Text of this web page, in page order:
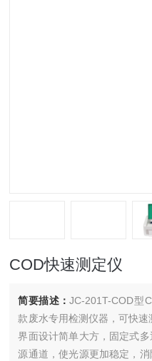
COD快速测定仪
简要描述：JC-201T-COD型
款废水专用检测仪器，可快
界面设计简单大方，固定式
源通道，使光源更加稳定，消